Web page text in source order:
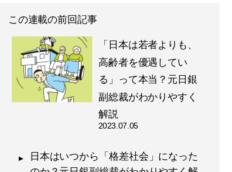
この連載の前回記事
「日本は若者よりも、
高齢者を優遇してい
る」って本当？元日銀
副総裁がわかりやすく
解説
2023.07.05
日本はいつから「格差社会」になった